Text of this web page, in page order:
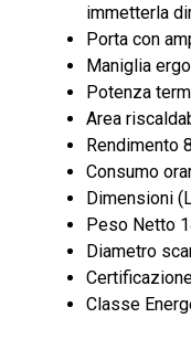
immetterla
Porta con
Maniglia
Potenza
Area
Rendimento
Consumo
Dimensioni
Peso Netto
Diametro
Classe